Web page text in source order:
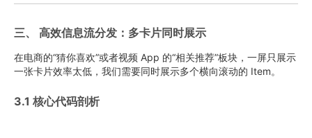
三、 高效信息流分发：多卡片同时展示
在电商的“猜你喜欢”或者视频 App 的“相关推荐”板块，一屏只展示
一张卡片效率太低，我们需要同时展示多个横向滚动的 Item。
3.1 核心代码剖析